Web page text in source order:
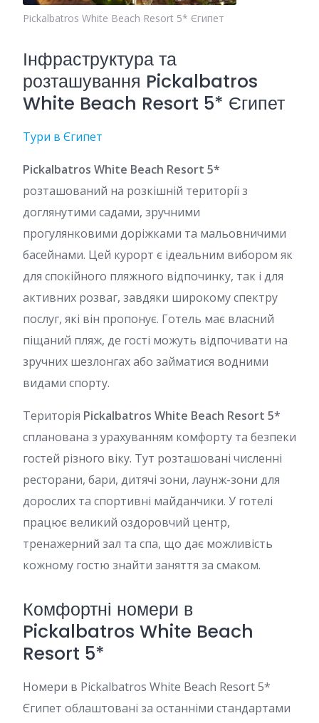
Pickalbatros White Beach Resort 5* Єгипет
Інфраструктура та
розташування Pickalbatros
White Beach Resort 5* Єгипет
Тури в Єгипет
Pickalbatros White Beach Resort 5*
розташований на розкішній території з
доглянутими садами, зручними
прогулянковими доріжками та мальовничими
басейнами. Цей курорт є ідеальним вибором як
для спокійного пляжного відпочинку, так і для
активних розваг, завдяки широкому спектру
послуг, які він пропонує. Готель має власний
піщаний пляж, де гості можуть відпочивати на
зручних шезлонгах або займатися водними
видами спорту.
Територія Pickalbatros White Beach Resort 5*
спланована з урахуванням комфорту та безпеки
гостей різного віку. Тут розташовані численні
ресторани, бари, дитячі зони, лаунж-зони для
дорослих та спортивні майданчики. У готелі
працює великий оздоровчий центр,
тренажерний зал та спа, що дає можливість
кожному гостю знайти заняття за смаком.
Комфортні номери в
Pickalbatros White Beach
Resort 5*
Номери в Pickalbatros White Beach Resort 5*
Єгипет облаштовані за останніми стандартами